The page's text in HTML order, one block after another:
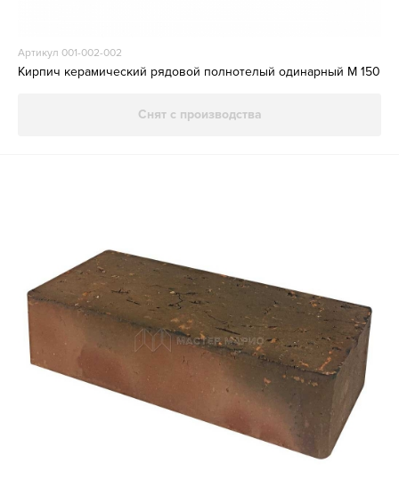
Артикул 001-002-002
Кирпич керамический рядовой полнотелый одинарный М 150
Снят с производства